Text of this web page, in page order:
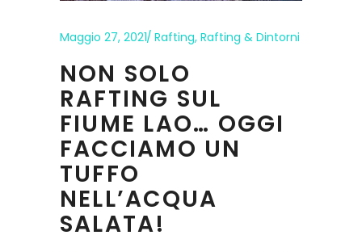
Maggio 27, 2021 Rafting, Rafting & Dintorni
NON SOLO
RAFTING SUL
FIUME LAO… OGGI
FACCIAMO UN
TUFFO
NELL’ACQUA
SALATA!